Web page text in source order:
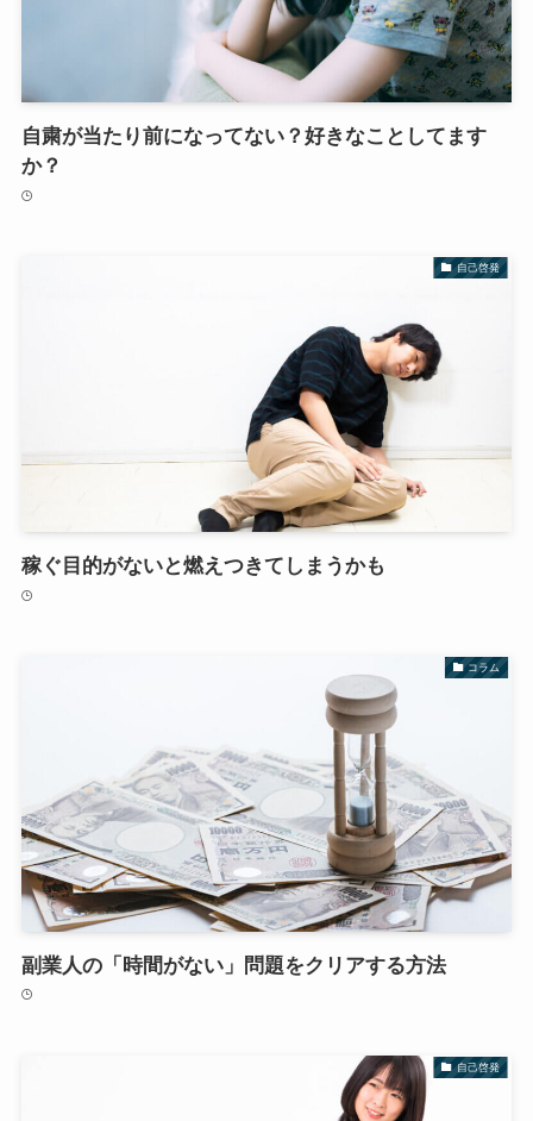
自粛が当たり前になってない？好きなことしてます
か？
自己啓発
稼ぐ目的がないと燃えつきてしまうかも
コラム
副業人の「時間がない」問題をクリアする方法
自己啓発